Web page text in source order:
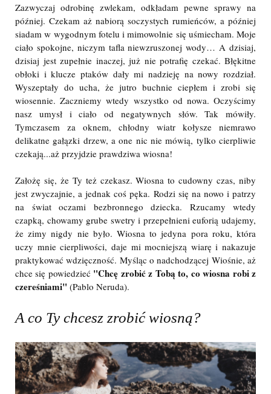
Zazwyczaj odrobinę zwlekam, odkładam pewne sprawy na
później. Czekam aż nabiorą soczystych rumieńców, a później
siadam w wygodnym fotelu i mimowolnie się uśmiecham. Moje
ciało spokojne, niczym tafla niewzruszonej wody… A dzisiaj,
dzisiaj jest zupełnie inaczej, już nie potrafię czekać. Błękitne
obłoki i klucze ptaków dały mi nadzieję na nowy rozdział.
Wyszeptały do ucha, że jutro buchnie ciepłem i zrobi się
wiosennie. Zaczniemy wtedy wszystko od nowa. Oczyścimy
nasz umysł i ciało od negatywnych słów. Tak mówiły.
Tymczasem za oknem, chłodny wiatr kołysze niemrawo
delikatne gałązki drzew, a one nic nie mówią, tylko cierpliwie
czekają...aż przyjdzie prawdziwa wiosna!
Założę się, że Ty też czekasz. Wiosna to cudowny czas, niby
jest zwyczajnie, a jednak coś pęka. Rodzi się na nowo i patrzy
na świat oczami bezbronnego dziecka. Rzucamy wtedy
czapką, chowamy grube swetry i przepełnieni euforią udajemy,
że zimy nigdy nie było. Wiosna to jedyna pora roku, która
uczy mnie cierpliwości, daje mi mocniejszą wiarę i nakazuje
praktykować wdzięczność. Myśląc o nadchodzącej Wiośnie, aż
chce się powiedzieć "Chcę zrobić z Tobą to, co wiosna robi z
czereśniami" (Pablo Neruda).
A co Ty chcesz zrobić wiosną?